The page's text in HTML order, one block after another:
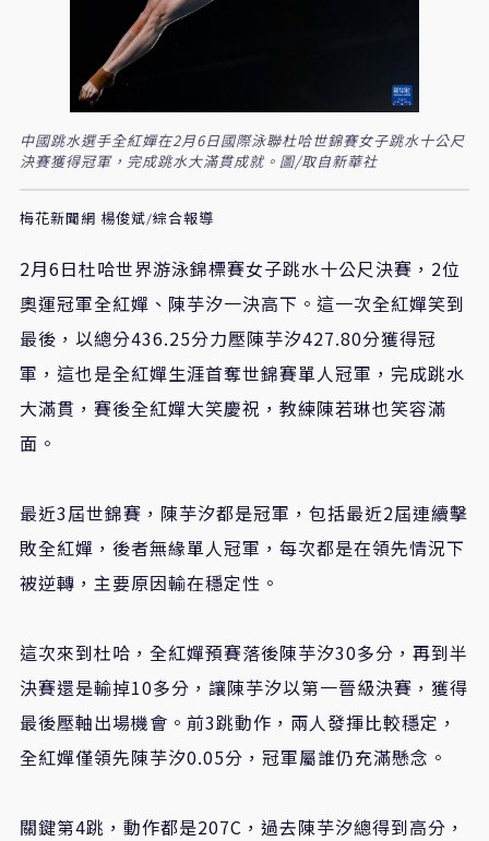
中國跳水選手全紅嬋在2月6日國際泳聯杜哈世錦賽女子跳水十公尺
決賽獲得冠軍，完成跳水大滿貫成就。圖/取自新華社
梅花新聞網 楊俊斌/綜合報導
2月6日杜哈世界游泳錦標賽女子跳水十公尺決賽，2位
奧運冠軍全紅嬋、陳芋汐一決高下。這一次全紅嬋笑到
最後，以總分436.25分力壓陳芋汐427.80分獲得冠
軍，這也是全紅嬋生涯首奪世錦賽單人冠軍，完成跳水
大滿貫，賽後全紅嬋大笑慶祝，教練陳若琳也笑容滿
面。
最近3屆世錦賽，陳芋汐都是冠軍，包括最近2屆連續擊
敗全紅嬋，後者無緣單人冠軍，每次都是在領先情況下
被逆轉，主要原因輸在穩定性。
這次來到杜哈，全紅嬋預賽落後陳芋汐30多分，再到半
決賽還是輸掉10多分，讓陳芋汐以第一晉級決賽，獲得
最後壓軸出場機會。前3跳動作，兩人發揮比較穩定，
全紅嬋僅領先陳芋汐0.05分，冠軍屬誰仍充滿懸念。
關鍵第4跳，動作都是207C，過去陳芋汐總得到高分，